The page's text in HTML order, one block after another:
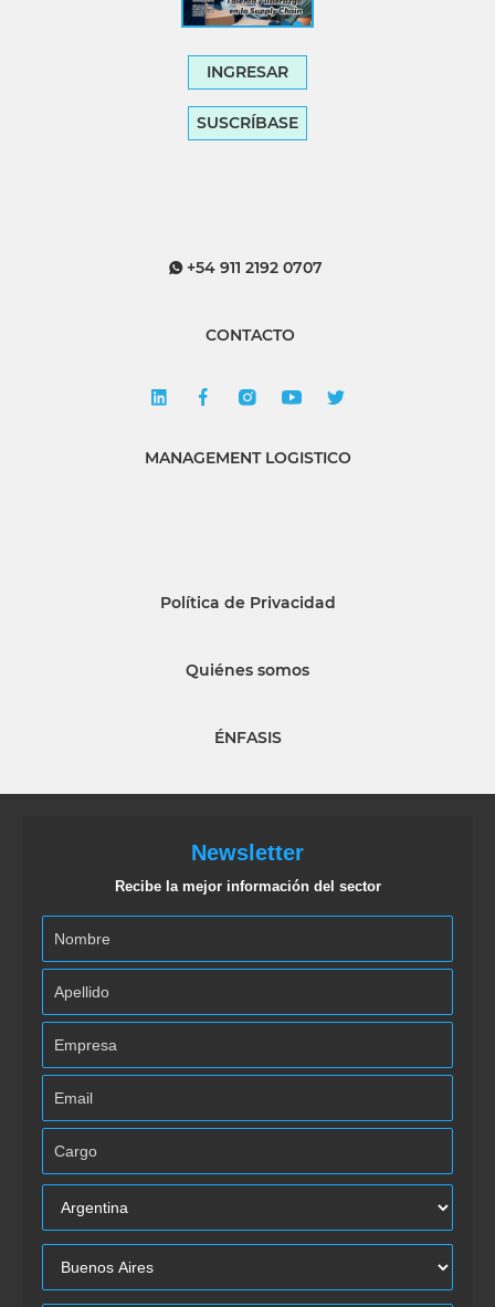
INGRESAR
SUSCRÍBASE
+54 911 2192 0707
CONTACTO
MANAGEMENT LOGISTICO
Política de Privacidad
Quiénes somos
ÉNFASIS
Newsletter
Recibe la mejor información del sector